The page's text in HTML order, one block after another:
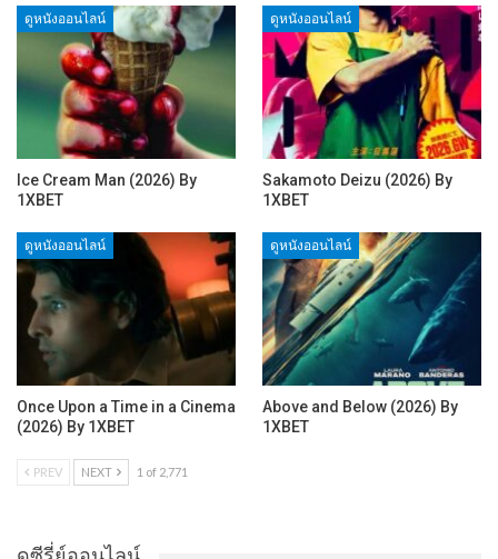
ดูหนังออนไลน์
Ice Cream Man (2026) By
1XBET
ดูหนังออนไลน์
Sakamoto Deizu (2026) By
1XBET
ดูหนังออนไลน์
Once Upon a Time in a Cinema
(2026) By 1XBET
ดูหนังออนไลน์
Above and Below (2026) By
1XBET
PREV NEXT 1 of 2,771